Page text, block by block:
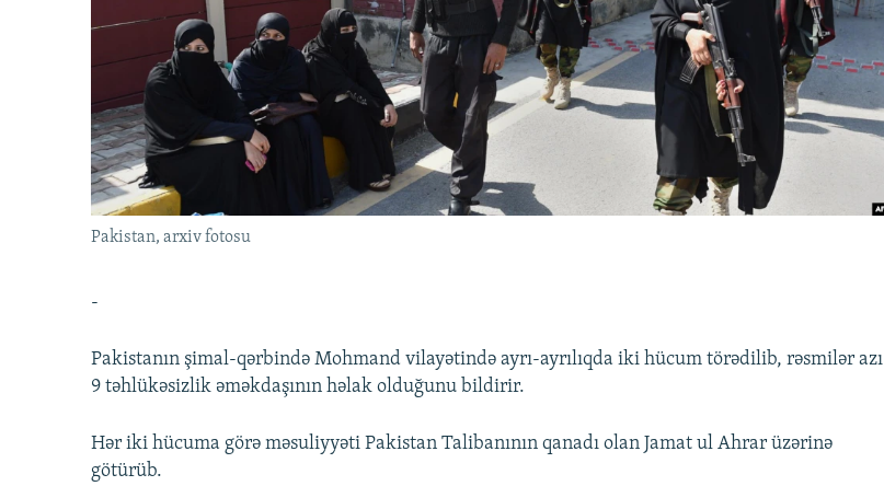
İSLAM VƏ DEMOKRATIYA
İZ - MƏDƏNIYYƏT PROQRAMI
PEŞƏ ETIKASI VƏ JURNALISTIKA
STANDARTLARIMIZ
MATERIALLARIMIZDAN ISTIFADƏ
AZADLIQRADIOSU MOBIL TELEFONUNUZDA
BIZIMLƏ ƏLAQƏ
Pakistan, arxiv fotosu
-
Pakistanın şimal-qərbində Mohmand vilayətində ayrı-ayrılıqda iki hücum törədilib, rəsmilər azı
9 təhlükəsizlik əməkdaşının həlak olduğunu bildirir.
Hər iki hücuma görə məsuliyyəti Pakistan Talibanının qanadı olan Jamat ul Ahrar üzərinə
götürüb.